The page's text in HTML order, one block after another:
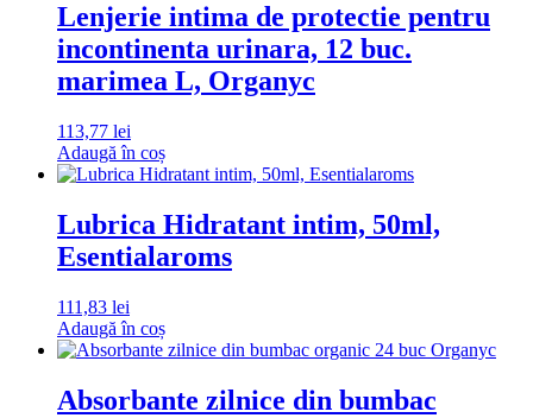
Lenjerie intima de protectie pentru
incontinenta urinara, 12 buc.
marimea L, Organyc
113,77 lei
Adaugă în coș
Lubrica Hidratant intim, 50ml,
Esentialaroms
111,83 lei
Adaugă în coș
Absorbante zilnice din bumbac